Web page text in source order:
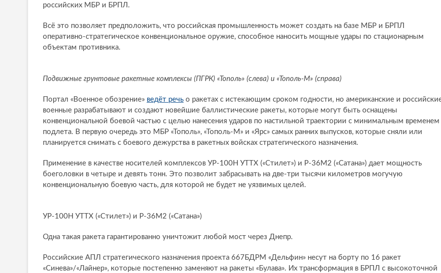
российских МБР и БРПЛ.
Всё это позволяет предположить, что российская промышленность может создать на базе МБР и БРПЛ
оперативно-стратегическое конвенциональное оружие, способное наносить мощные удары по стационарным
объектам противника.
Подвижные грунтовые ракетные комплексы (ПГРК) «Тополь» (слева) и «Тополь-М» (справа)
Портал «Военное обозрение» ведёт речь о ракетах с истекающим сроком годности, но американские и
военные разрабатывают и создают новейшие баллистические ракеты, которые могут быть оснащены
конвенциональной боевой частью с целью нанесения ударов по настильной траектории с минимальным временем
подлета. В первую очередь это МБР «Тополь», «Тополь-М» и «Ярс» самых ранних выпусков, которые сняли или
планируется снимать с боевого дежурства в ракетных войсках стратегического назначения.
Применение в качестве носителей комплексов УР-100Н УТТХ («Стилет») и Р-36М2 («Сатана») дает мощность
боеголовки в четыре и девять тонн. Это позволит забрасывать на две-три тысячи километров могучую
конвенциональную боевую часть, для которой не будет не уязвимых целей.
УР-100Н УТТХ («Стилет») и Р-36М2 («Сатана»)
Одна такая ракета гарантированно уничтожит любой мост через Днепр.
Российские АПЛ стратегического назначения проекта 667БДРМ «Дельфин» несут на борту по 16 ракет
«Синева»/«Лайнер», которые постепенно заменяют на ракеты «Булава». Их трансформация в БРПЛ с высокоточной